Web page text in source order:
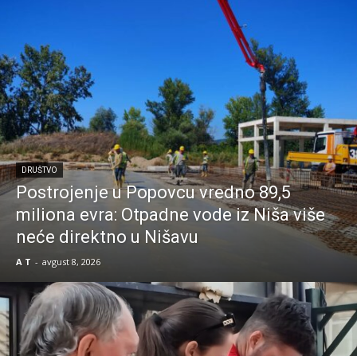
DRUŠTVO
Postrojenje u Popovcu vredno 89,5
miliona evra: Otpadne vode iz Niša više
neće direktno u Nišavu
A T - avgust 8, 2026